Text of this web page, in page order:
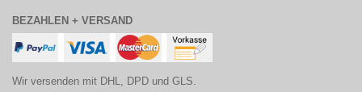
BEZAHLEN + VERSAND
Wir versenden mit DHL, DPD und GLS.